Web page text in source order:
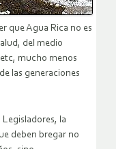
que Agua Rica no es
del medio
mucho menos
las generaciones
la
deben bregar no